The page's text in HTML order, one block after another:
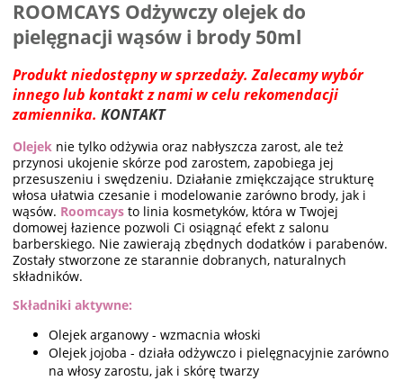
ROOMCAYS Odżywczy olejek do
pielęgnacji wąsów i brody 50ml
Produkt niedostępny w sprzedaży. Zalecamy wybór
innego lub kontakt z nami w celu rekomendacji
zamiennika. KONTAKT
Olejek nie tylko odżywia oraz nabłyszcza zarost, ale też
przynosi ukojenie skórze pod zarostem, zapobiega jej
przesuszeniu i swędzeniu. Działanie zmiękczające strukturę
włosa ułatwia czesanie i modelowanie zarówno brody, jak i
wąsów. Roomcays to linia kosmetyków, która w Twojej
domowej łazience pozwoli Ci osiągnąć efekt z salonu
barberskiego. Nie zawierają zbędnych dodatków i parabenów.
Zostały stworzone ze starannie dobranych, naturalnych
składników.
Składniki aktywne:
Olejek arganowy - wzmacnia włoski
Olejek jojoba - działa odżywczo i pielęgnacyjnie zarówno
na włosy zarostu, jak i skórę twarzy